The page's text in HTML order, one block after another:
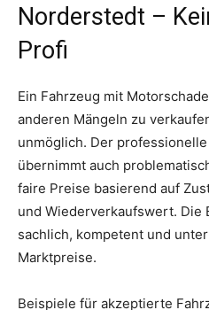
Norderstedt –
Profi
Ein Fahrzeug mit
anderen Mängeln zu
unmöglich. Der
übernimmt auch
faire Preise basierend auf
und Wiederverkaufswert. Die
sachlich, kompetent und
Marktpreise.
Beispiele für akzeptierte